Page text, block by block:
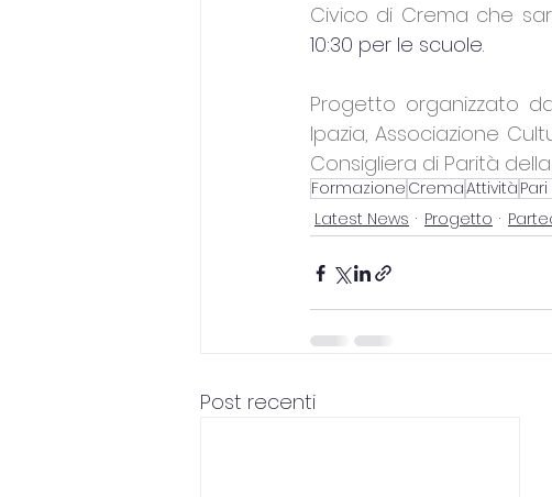
Civico di Crema che
10:30 per le scuole.
Progetto organizzato
Ipazia, Associazione
Consigliera di Parità
Formazione CremaAttività
Latest News
Progetto
Post recenti